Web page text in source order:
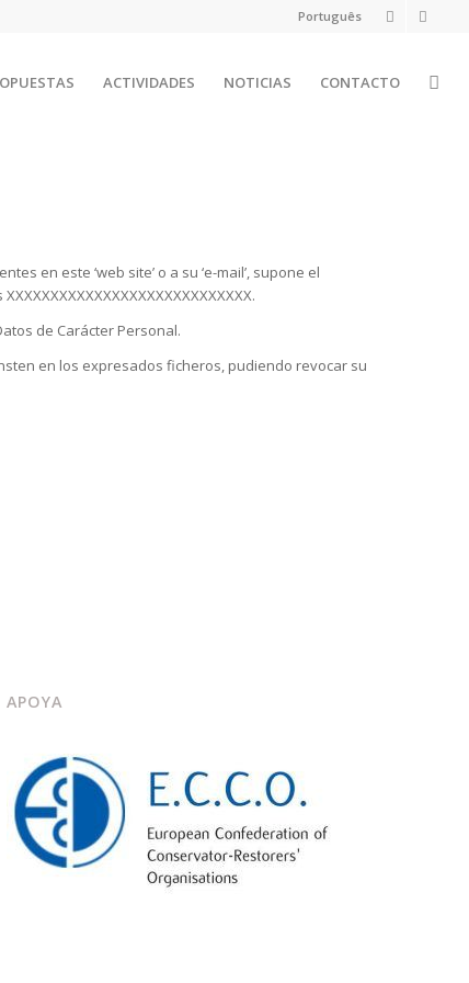
Português
ACTIVIDADES NOTICIAS CONTACTO
en este ‘web site’ o a su ‘e-mail’, supone el
de Carácter Personal.
en los expresados ficheros, pudiendo revocar su
APOYA